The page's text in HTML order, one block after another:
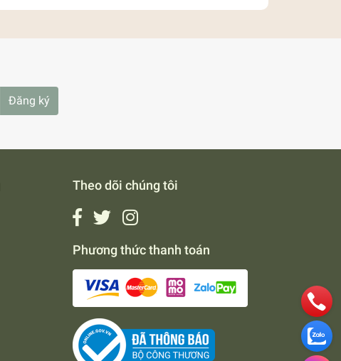
Đăng ký
Theo dõi chúng tôi
Phương thức thanh toán